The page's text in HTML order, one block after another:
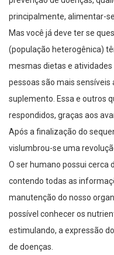
principalmente, alimentar-
Mas você já deve ter se
(população heterogênica)
mesmas dietas e atividades
pessoas são mais
suplemento. Essa e outros
respondidos, graças aos
Após a finalização do
vislumbrou-se uma
O ser humano possui cerca
contendo todas as
manutenção do nosso
possível conhecer os
estimulando, a expressão
de doenças.